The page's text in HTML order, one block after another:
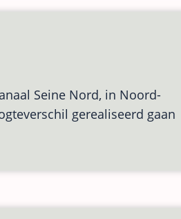
Seine Nord, in Noord-
gerealiseerd gaan